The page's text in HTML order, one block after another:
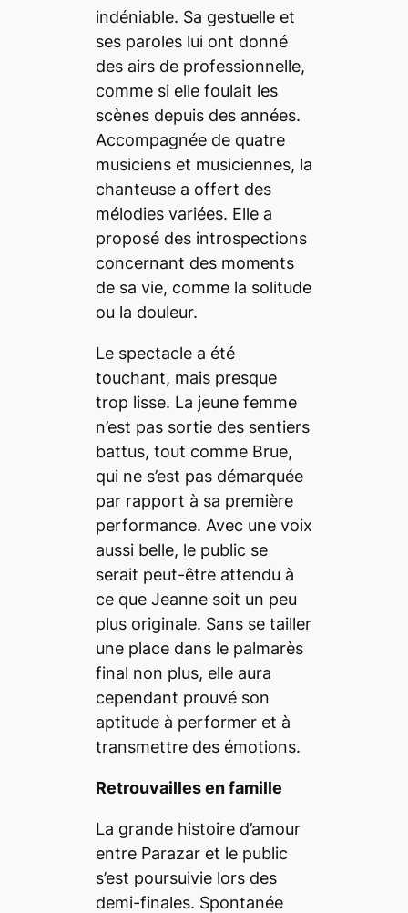
indéniable. Sa gestuelle et
ses paroles lui ont donné
des airs de professionnelle,
comme si elle foulait les
scènes depuis des années.
Accompagnée de quatre
musiciens et musiciennes, la
chanteuse a offert des
mélodies variées. Elle a
proposé des introspections
concernant des moments
de sa vie, comme la solitude
ou la douleur.
Le spectacle a été
touchant, mais presque
trop lisse. La jeune femme
n’est pas sortie des sentiers
battus, tout comme Brue,
qui ne s’est pas démarquée
par rapport à sa première
performance. Avec une voix
aussi belle, le public se
serait peut-être attendu à
ce que Jeanne soit un peu
plus originale. Sans se tailler
une place dans le palmarès
final non plus, elle aura
cependant prouvé son
aptitude à performer et à
transmettre des émotions.
Retrouvailles en famille
La grande histoire d’amour
entre Parazar et le public
s’est poursuivie lors des
demi-finales. Spontanée